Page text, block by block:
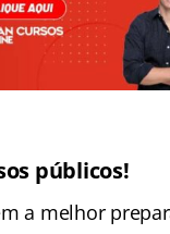
públicos!
a melhor